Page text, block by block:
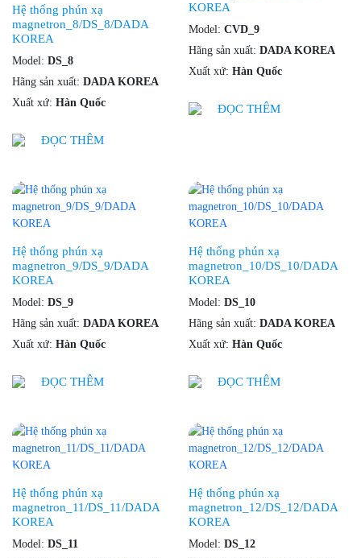
Hệ thống phún xạ
magnetron_8/DS_8/DADA
KOREA
Model: DS_8
Hãng sản xuất: DADA KOREA
Xuất xứ: Hàn Quốc
ĐỌC THÊM
KOREA
Model: CVD_9
Hãng sản xuất: DADA KOREA
Xuất xứ: Hàn Quốc
ĐỌC THÊM
Hệ thống phún xạ
magnetron_9/DS_9/DADA
KOREA
Model: DS_9
Hãng sản xuất: DADA KOREA
Xuất xứ: Hàn Quốc
ĐỌC THÊM
Hệ thống phún xạ
magnetron_10/DS_10/DADA
KOREA
Model: DS_10
Hãng sản xuất: DADA KOREA
Xuất xứ: Hàn Quốc
ĐỌC THÊM
Hệ thống phún xạ
magnetron_11/DS_11/DADA
KOREA
Model: DS_11
Hệ thống phún xạ
magnetron_12/DS_12/DADA
KOREA
Model: DS_12